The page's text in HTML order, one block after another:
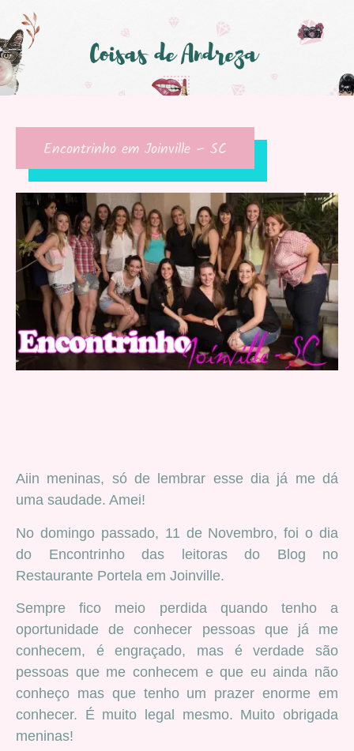
Encontrinho em Joinville – SC
Aiin meninas, só de lembrar esse dia já me dá
uma saudade. Amei!
No domingo passado, 11 de Novembro, foi o dia
do Encontrinho das leitoras do Blog no
Restaurante Portela em Joinville.
Sempre fico meio perdida quando tenho a
oportunidade de conhecer pessoas que já me
conhecem, é engraçado, mas é verdade são
pessoas que me conhecem e que eu ainda não
conheço mas que tenho um prazer enorme em
conhecer. É muito legal mesmo. Muito obrigada
meninas!